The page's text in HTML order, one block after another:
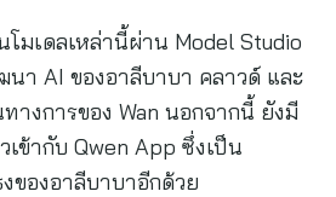
โมเดลเหล่านี้ผ่าน Model Studio
า AI ของอาลีบาบา คลาวด์ และ
างการของ Wan นอกจากนี้ ยังมี
เข้ากับ Qwen App ซึ่งเป็น
ของอาลีบาบาอีกด้วย